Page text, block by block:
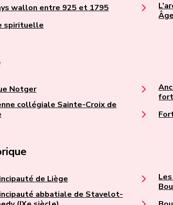
wallon entre 925 et 1795
spirituelle
Notger
collégiale Sainte-Croix de
de Liège
abbatiale de Stavelot-